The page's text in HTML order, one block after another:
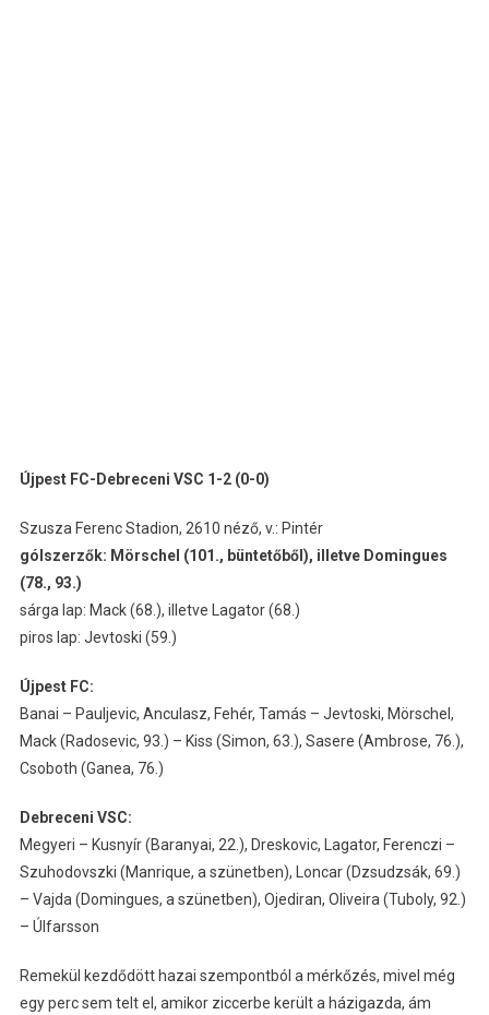
Újpest FC-Debreceni VSC 1-2 (0-0)
Szusza Ferenc Stadion, 2610 néző, v.: Pintér
gólszerzők: Mörschel (101., büntetőből), illetve Domingues
(78., 93.)
sárga lap: Mack (68.), illetve Lagator (68.)
piros lap: Jevtoski (59.)
Újpest FC:
Banai – Pauljevic, Anculasz, Fehér, Tamás – Jevtoski, Mörschel,
Mack (Radosevic, 93.) – Kiss (Simon, 63.), Sasere (Ambrose, 76.),
Csoboth (Ganea, 76.)
Debreceni VSC:
Megyeri – Kusnyír (Baranyai, 22.), Dreskovic, Lagator, Ferenczi –
Szuhodovszki (Manrique, a szünetben), Loncar (Dzsudzsák, 69.)
– Vajda (Domingues, a szünetben), Ojediran, Oliveira (Tuboly, 92.)
– Úlfarsson
Remekül kezdődött hazai szempontból a mérkőzés, mivel még
egy perc sem telt el, amikor ziccerbe került a házigazda, ám